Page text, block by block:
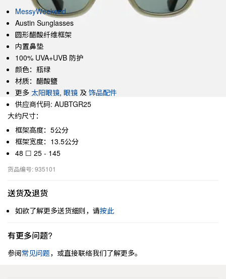
MessyWeekend
Austin Sunglasses
圆形醋酸纤维框架
内置鼻垫
100% UVA+UVB 防护
颜色：瓶绿
材质：醋酸鹽
更多 太阳眼镜, 眼镜 及 饰品配件
供应商代码: AUBTGR25
大约尺寸：
框架高度：5公分
框架宽度：13.5公分
48 ☐ 25 - 145
货品编号: 935101
送货及退货
如欲了解更多送货细则，请按此
有更多问题?
参阅常见问题，或直接联络我们了解更多。